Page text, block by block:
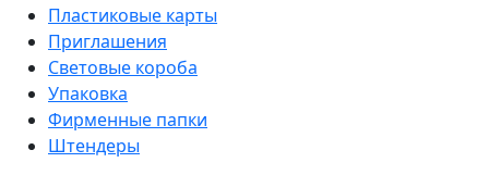
Пластиковые карты
Приглашения
Световые короба
Упаковка
Фирменные папки
Штендеры